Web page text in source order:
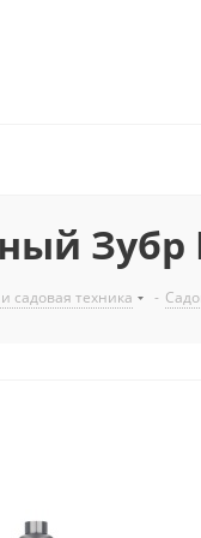
Зубр
садовая техника -